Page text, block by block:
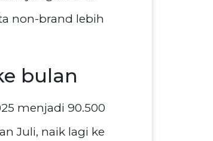
non-brand lebih
bulan
menjadi 90.500
Juli, naik lagi ke